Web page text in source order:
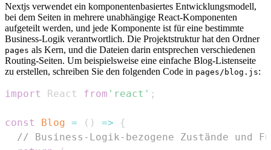
Nextjs verwendet ein komponentenbasiertes Entwicklungsmodell,
bei dem Seiten in mehrere unabhängige React-Komponenten
aufgeteilt werden, und jede Komponente ist für eine bestimmte
Business-Logik verantwortlich. Die Projektstruktur hat den Ordner
pages als Kern, und die Dateien darin entsprechen verschiedenen
Routing-Seiten. Um beispielsweise eine einfache Blog-Listenseite
zu erstellen, schreiben Sie den folgenden Code in pages/blog.js:
import React from 'react' ;
const Blog = ( ) =>
{
// Business-Logik-bezogene Zustände und